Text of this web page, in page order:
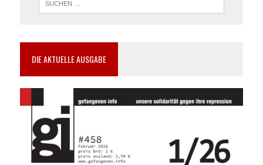
DIE AKTUELLE AUSGABE